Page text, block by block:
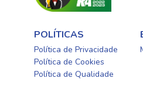
POLÍTICAS
Política de Privacidade
Política de Cookies
Política de Qualidade